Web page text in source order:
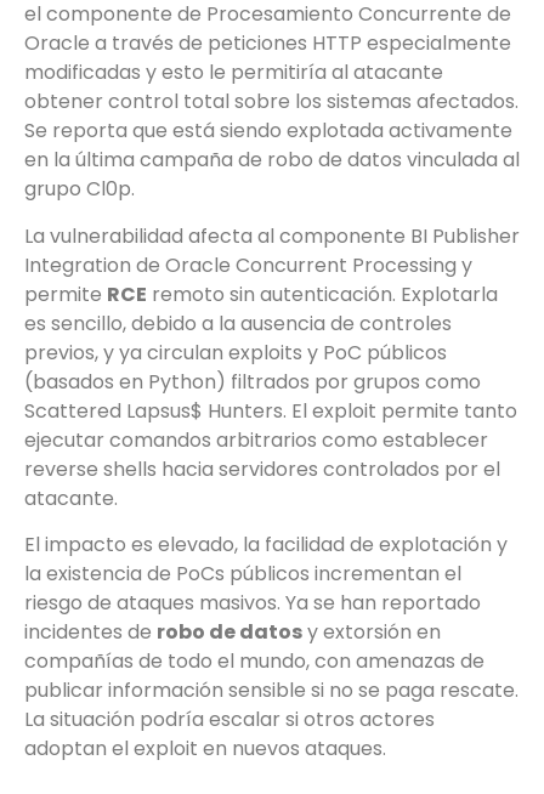
el componente de Procesamiento Concurrente de
Oracle a través de peticiones HTTP especialmente
modificadas y esto le permitiría al atacante
obtener control total sobre los sistemas afectados.
Se reporta que está siendo explotada activamente
en la última campaña de robo de datos vinculada al
grupo Cl0p.
La vulnerabilidad afecta al componente BI Publisher
Integration de Oracle Concurrent Processing y
permite RCE remoto sin autenticación. Explotarla
es sencillo, debido a la ausencia de controles
previos, y ya circulan exploits y PoC públicos
(basados en Python) filtrados por grupos como
Scattered Lapsus$ Hunters. El exploit permite tanto
ejecutar comandos arbitrarios como establecer
reverse shells hacia servidores controlados por el
atacante.
El impacto es elevado, la facilidad de explotación y
la existencia de PoCs públicos incrementan el
riesgo de ataques masivos. Ya se han reportado
incidentes de robo de datosy extorsión en
compañías de todo el mundo, con amenazas de
publicar información sensible si no se paga rescate.
La situación podría escalar si otros actores
adoptan el exploit en nuevos ataques.